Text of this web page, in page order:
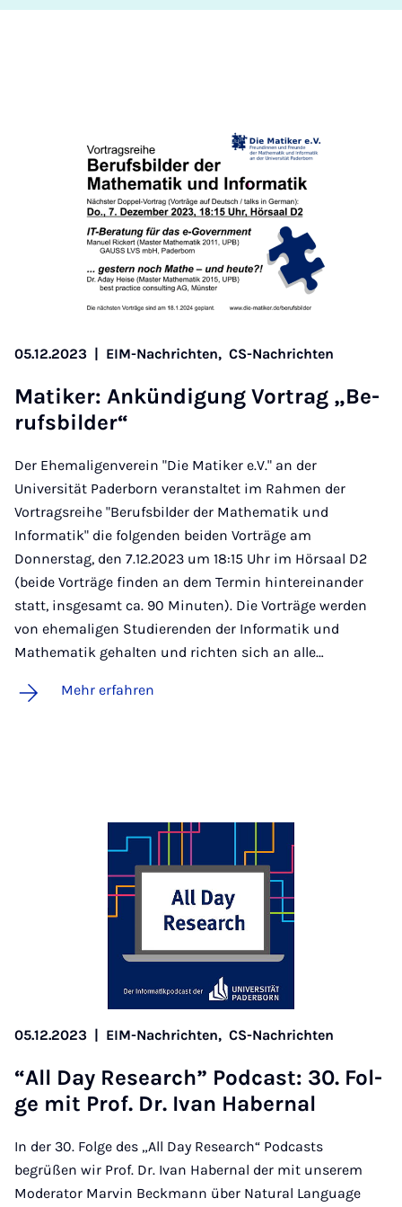
05.12.2023 EIM-Nachrichten, CS-Nachrichten
Ma­ti­ker: An­kün­di­gung Vor­trag „Be­
rufs­bil­der“
Der Ehemaligenverein "Die Matiker e.V." an der
Universität Paderborn veranstaltet im Rahmen der
Vortragsreihe "Berufsbilder der Mathematik und
Informatik" die folgenden beiden Vorträge am
Donnerstag, den 7.12.2023 um 18:15 Uhr im Hörsaal D2
(beide Vorträge finden an dem Termin hintereinander
statt, insgesamt ca. 90 Minuten). Die Vorträge werden
von ehemaligen Studierenden der Informatik und
Mathematik gehalten und richten sich an alle…
Mehr erfahren
05.12.2023 EIM-Nachrichten, CS-Nachrichten
“All Day Re­sea­rch” Pod­cast: 30. Fol­
ge mit Prof. Dr. Ivan Ha­ber­nal
In der 30. Folge des „All Day Research“ Podcasts
begrüßen wir Prof. Dr. Ivan Habernal der mit unserem
Moderator Marvin Beckmann über Natural Language